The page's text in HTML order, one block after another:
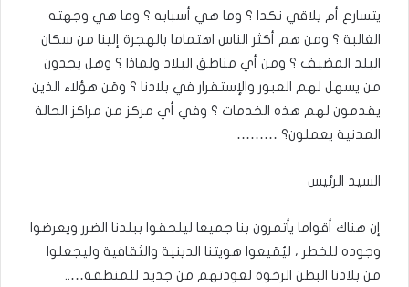
يتسارع أم يلاقي نكدا ؟ وما هي أسبابه ؟ وما هي وجهته
الغالبة ؟ ومن هم أكثر الناس اهتماما بالهجرة إلينا من سكان
البلد المضيف ؟ ومن أي مناطق البلاد ولماذا ؟ وهل يجدون
من يسهل لهم العبور والإستقرار في بلادنا ؟ ومَن هؤلاء الذين
يقدمون لهم هذه الخدمات ؟ وفي أي مركز من مراكز الحالة
المدنية يعملون؟ ………
السيد الرئيس
إن هناك أقواما يأتمرون بنا جميعا ليلحقوا ببلدنا الضرر ويعرضوا
وجوده للخطر ، ليُمَيعوا هويتنا الدينية والثقافية وليجعلوا
من بلادنا البطن الرخوة لعودتهم من جديد للمنطقة…..